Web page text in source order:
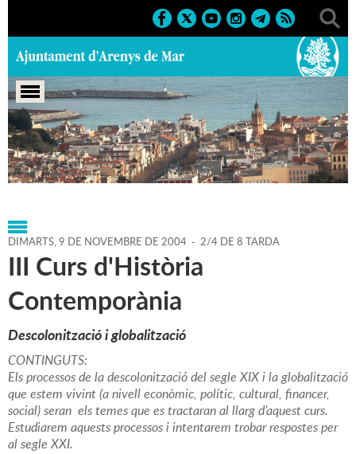
Portada > Agenda > 09-11-
2004 > Marcs > Societat > 2004 > Cursos 2004
DIMARTS,9 DE NOVEMBRE DE 2004 - 2/4 DE 8 TARDA
III Curs d'Història
Contemporània
Descolonització i globalització
CONTINGUTS:
Els processos de la descolonització del segle XIX i la globalització
que estem vivint (a nivell econòmic, polític, cultural, financer,
social) seran els temes que es tractaran al llarg d’aquest curs.
Estudiarem aquests processos i intentarem trobar respostes per
al segle XXI.